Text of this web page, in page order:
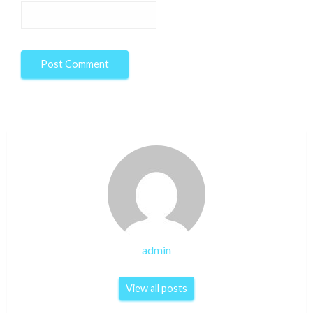
admin
View all posts